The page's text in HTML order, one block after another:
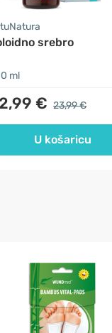
srebro
ml
€ 23,99 €
U košaricu